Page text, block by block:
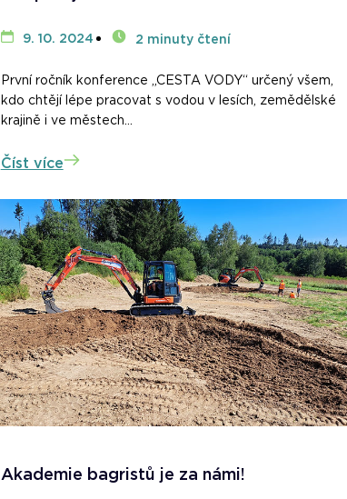
9. 10. 2024 2 minuty čtení
První ročník konference „CESTA VODY“ určený všem,
kdo chtějí lépe pracovat s vodou v lesích, zemědělské
krajině i ve městech...
Číst více
Akademie bagristů je za námi!